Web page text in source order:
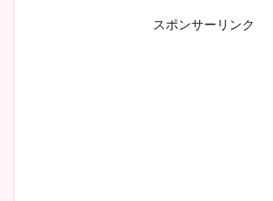
スポンサーリンク